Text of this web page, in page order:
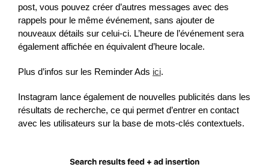
post, vous pouvez créer d’autres messages avec des
rappels pour le même événement, sans ajouter de
nouveaux détails sur celui-ci. L’heure de l’événement sera
également affichée en équivalent d’heure locale.
Plus d’infos sur les Reminder Ads ici.
Instagram lance également de nouvelles publicités dans les
résultats de recherche, ce qui permet d’entrer en contact
avec les utilisateurs sur la base de mots-clés contextuels.